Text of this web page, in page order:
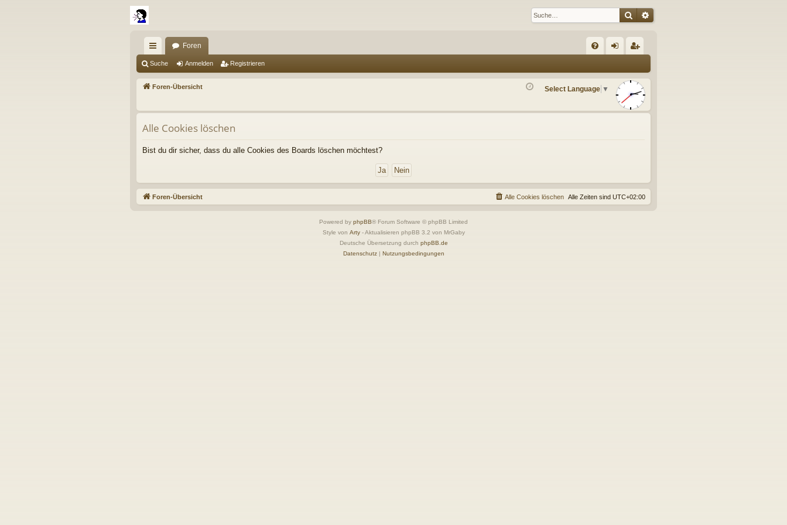
SucheErweiterte Suche
ch
ne
riff
Foren
Q m
el
ist
rie
Suche Anmelden Registrieren
Foren-Übersicht Select Language ▼
Alle Cookies löschen
Bist du dir sicher, dass du alle Cookies des Boards löschen möchtest?
Foren-Übersicht Alle Zeiten sind UTC+02:00
Alle Cookies löschen
Powered by phpBB® Forum Software © phpBB Limited
Style von Arty- Aktualisieren phpBB 3.2 von MrGaby
Deutsche Übersetzung durch phpBB.de
Datenschutz| Nutzungsbedingungen